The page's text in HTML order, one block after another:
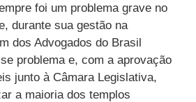
foi um problema grave no
durante sua gestão na
dos Advogados do Brasil
problema e, com a aprovação
junto à Câmara Legislativa,
a maioria dos templos